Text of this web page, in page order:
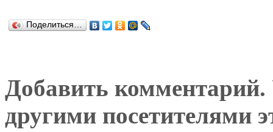
Поделиться…
Добавить комментарий.
другими посетителями